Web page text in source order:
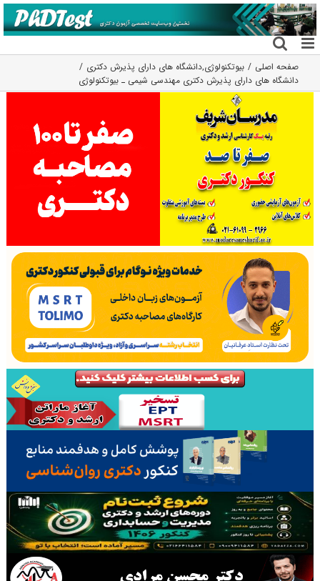
رفتن
به
محتوا
صفحه اصلی بیوتکنولوژی,دانشگاه های دارای پذیرش دکتری
دانشگاه های دارای پذیرش دکتری مهندسی شیمی ـ ﺑﻴﻮﺗﻜﻨﻮﻟﻮژی